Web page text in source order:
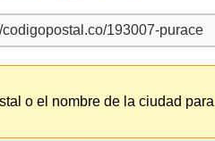
o el nombre de la ciudad